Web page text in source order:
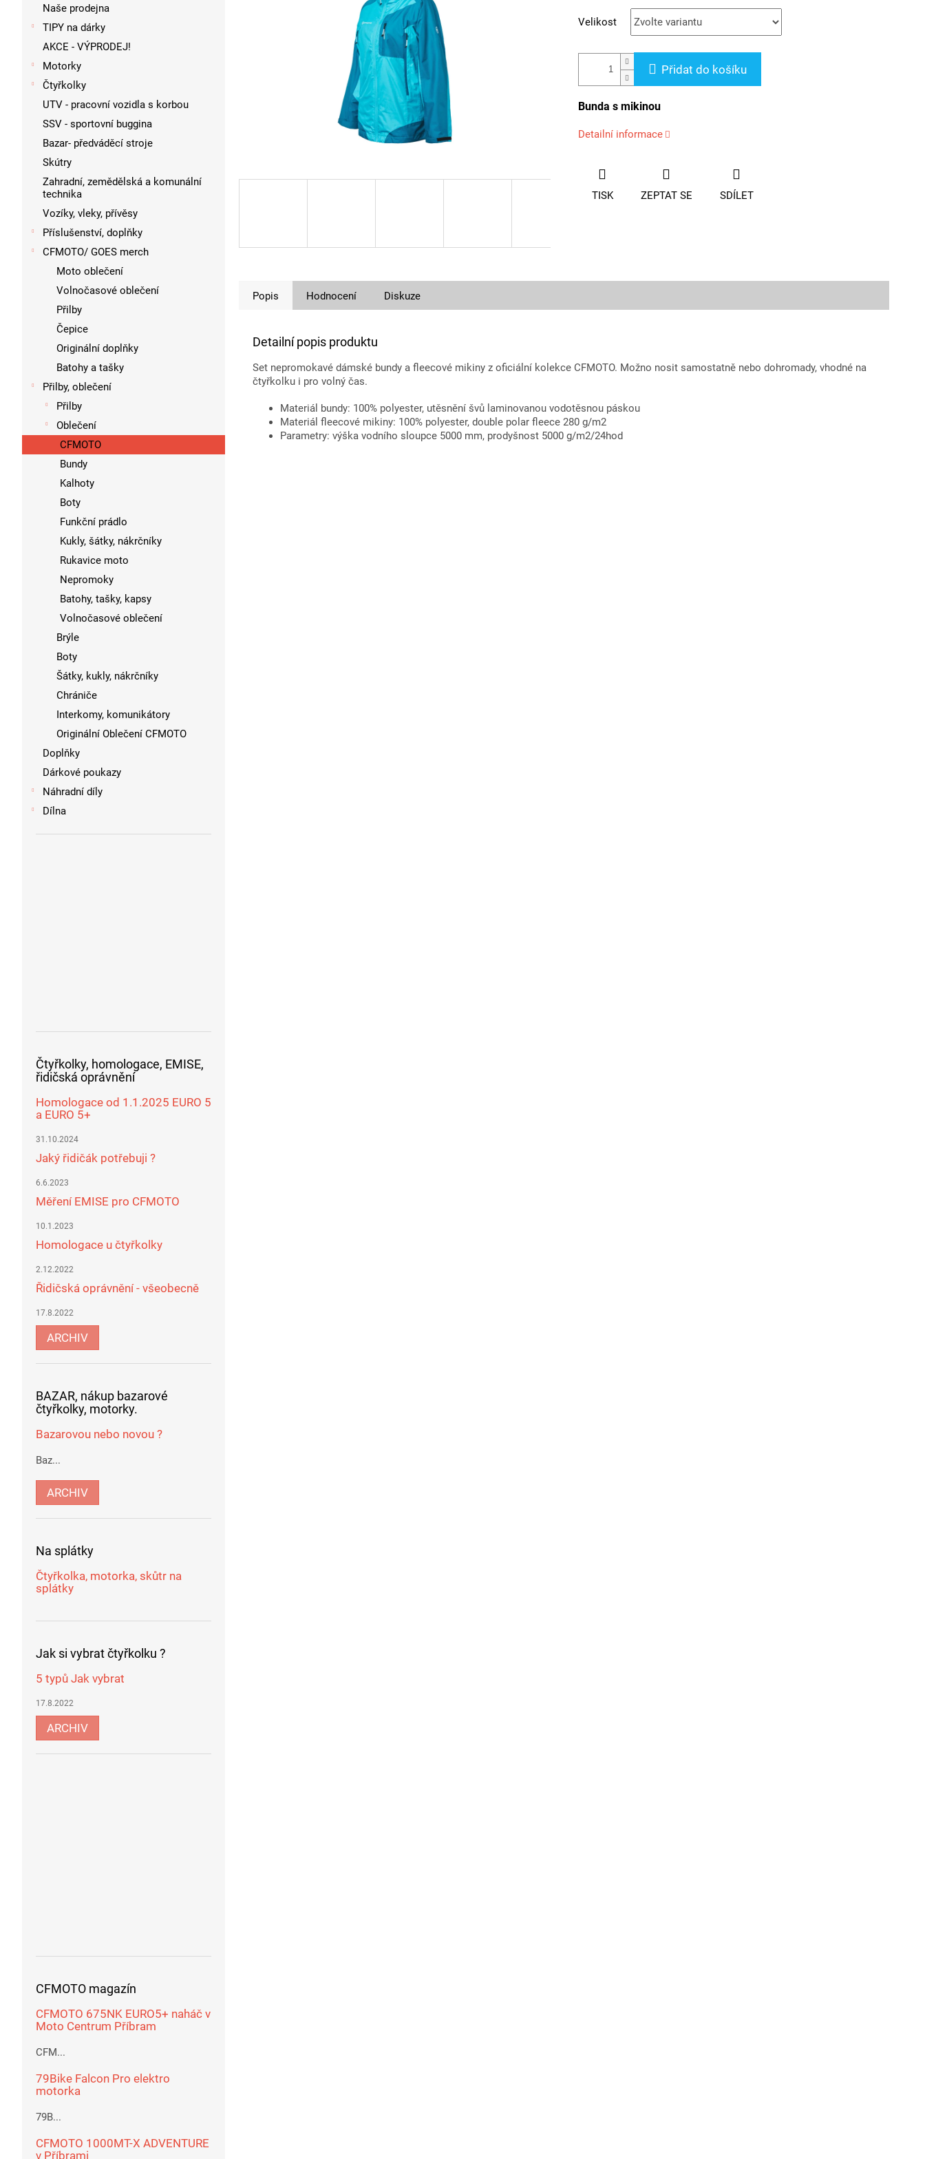
Naše prodejna
TIPY na dárky
AKCE - VÝPRODEJ!
Motorky
Čtyřkolky
UTV - pracovní vozidla s korbou
SSV - sportovní buggina
Bazar- předváděcí stroje
Skútry
Zahradní, zemědělská a komunální
technika
Vozíky, vleky, přívěsy
Příslušenství, doplňky
CFMOTO/ GOES merch
Moto oblečení
Volnočasové oblečení
Přilby
Čepice
Originální doplňky
Batohy a tašky
Přilby, oblečení
Přilby
Oblečení
CFMOTO
Bundy
Kalhoty
Boty
Funkční prádlo
Kukly, šátky, nákrčníky
Rukavice moto
Nepromoky
Batohy, tašky, kapsy
Volnočasové oblečení
Brýle
Boty
Šátky, kukly, nákrčníky
Chrániče
Interkomy, komunikátory
Originální Oblečení CFMOTO
Doplňky
Dárkové poukazy
Náhradní díly
Dílna
Čtyřkolky, homologace, EMISE,
řidičská oprávnění
Homologace od 1.1.2025 EURO 5
a EURO 5+
31.10.2024
Jaký řidičák potřebuji ?
6.6.2023
Měření EMISE pro CFMOTO
10.1.2023
Homologace u čtyřkolky
2.12.2022
Řidičská oprávnění - všeobecně
17.8.2022
ARCHIV
BAZAR, nákup bazarové
čtyřkolky, motorky.
Bazarovou nebo novou ?
Baz...
ARCHIV
Na splátky
Čtyřkolka, motorka, skůtr na
splátky
Jak si vybrat čtyřkolku ?
5 typů Jak vybrat
17.8.2022
ARCHIV
CFMOTO magazín
CFMOTO 675NK EURO5+ naháč v
Moto Centrum Příbram
CFM...
79Bike Falcon Pro elektro
motorka
79B...
CFMOTO 1000MT-X ADVENTURE
v Příbrami
Velikost
Přidat do košíku
Bunda s mikinou
Detailní informace
TISK ZEPTAT SE SDÍLET
Popis Hodnocení Diskuze
Detailní popis produktu
Set nepromokavé dámské bundy a fleecové mikiny z oficiální kolekce CFMOTO. Možno nosit samostatně nebo dohromady, vhodné na
čtyřkolku i pro volný čas.
Materiál bundy: 100% polyester, utěsnění švů laminovanou vodotěsnou páskou
Materiál fleecové mikiny: 100% polyester, double polar fleece 280 g/m2
Parametry: výška vodního sloupce 5000 mm, prodyšnost 5000 g/m2/24hod